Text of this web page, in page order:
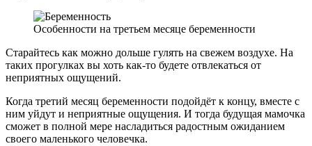
Особенности на третьем месяце беременности
Старайтесь как можно дольше гулять на свежем воздухе. На
таких прогулках вы хоть как-то будете отвлекаться от
неприятных ощущений.
Когда третий месяц беременности подойдёт к концу, вместе с
ним уйдут и неприятные ощущения. И тогда будущая мамочка
сможет в полной мере насладиться радостным ожиданием
своего маленького человечка.